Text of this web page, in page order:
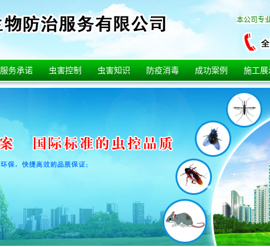
本公司专
服务承诺 虫害控制 虫害知识 防疫消毒 成功案例 施工展